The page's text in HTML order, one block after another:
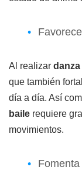
Al realizar
que también
día a día. Así
baile requiere
movimientos.